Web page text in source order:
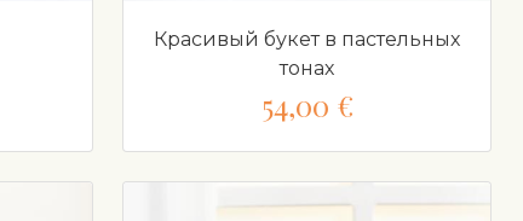
Красивый букет в пастельных
тонах
54,00 €